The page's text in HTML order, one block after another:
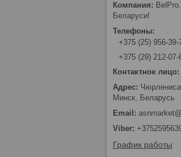
Беларуси!
+375 (25) 956-39-
+375 (29) 212-07-
Минск, Беларусь
График работы